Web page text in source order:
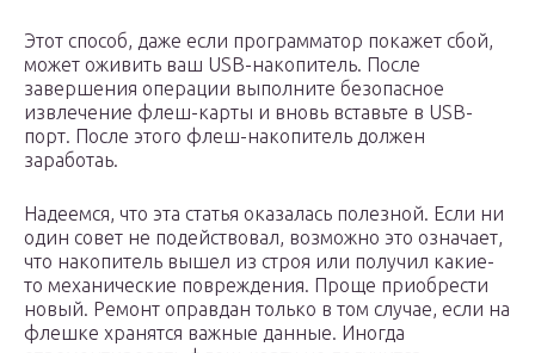
Этот способ, даже если программатор покажет сбой,
может оживить ваш USB-накопитель. После
завершения операции выполните безопасное
извлечение флеш-карты и вновь вставьте в USB-
порт. После этого флеш-накопитель должен
заработаь.
Надеемся, что эта статья оказалась полезной. Если ни
один совет не подействовал, возможно это означает,
что накопитель вышел из строя или получил какие-
то механические повреждения. Проще приобрести
новый. Ремонт оправдан только в том случае, если на
флешке хранятся важные данные. Иногда